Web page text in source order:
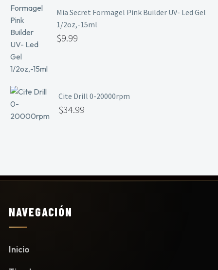
Mia Secret Formagel Pink Builder UV- Led Gel
1/2oz,-15ml
$9.99
Cite Drill 0-20000rpm
$34.99
NAVEGACIÓN
Inicio